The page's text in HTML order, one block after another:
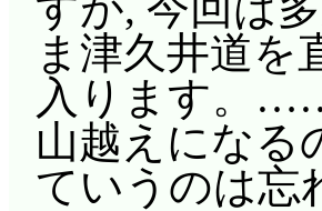
ま津久井道を
入ります。
山越えになる
ていうのは忘